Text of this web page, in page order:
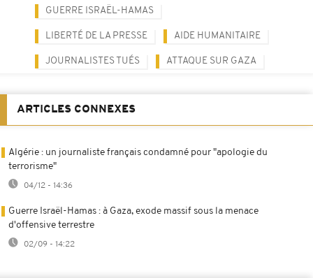
GUERRE ISRAËL-HAMAS
LIBERTÉ DE LA PRESSE AIDE HUMANITAIRE
JOURNALISTES TUÉS ATTAQUE SUR GAZA
ARTICLES CONNEXES
Algérie : un journaliste français condamné pour "apologie du
terrorisme"
04/12 - 14:36
Guerre Israël-Hamas : à Gaza, exode massif sous la menace
d'offensive terrestre
02/09 - 14:22